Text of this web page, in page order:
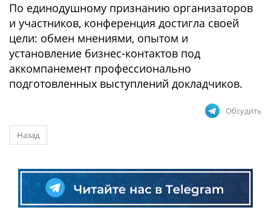
По единодушному признанию организаторов
и участников, конференция достигла своей
цели: обмен мнениями, опытом и
установление бизнес-контактов под
аккомпанемент профессионально
подготовленных выступлений докладчиков.
Обсудить
Назад